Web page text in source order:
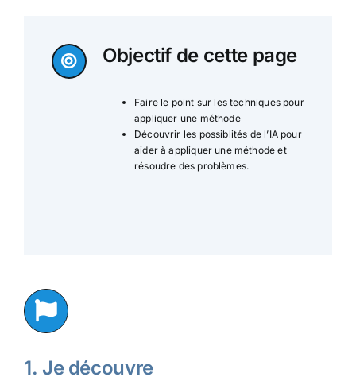
Objectif de cette page
Faire le point sur les techniques pour
appliquer une méthode
Découvrir les possiblités de l’IA pour
aider à appliquer une méthode et
résoudre des problèmes.
1. Je découvre